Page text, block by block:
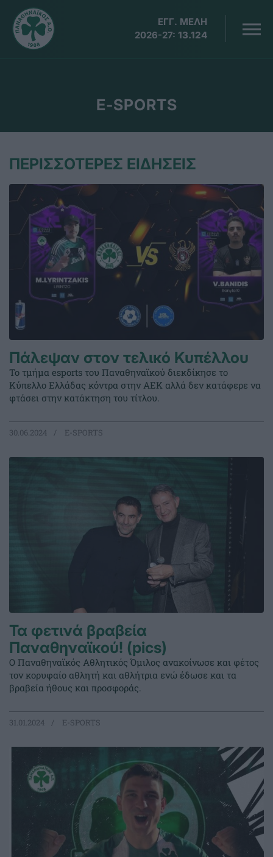
ΕΓΓ. ΜΕΛΗ
2026-27: 13.124
E-SPORTS
ΠΕΡΙΣΣΟΤΕΡΕΣ ΕΙΔΗΣΕΙΣ
Πάλεψαν στον τελικό Κυπέλλου
Το τμήμα esports του Παναθηναϊκού διεκδίκησε το
Κύπελλο Ελλάδας κόντρα στην ΑΕΚ αλλά δεν κατάφερε να
φτάσει στην κατάκτηση του τίτλου.
30.06.2024 E-SPORTS
Τα φετινά βραβεία
Παναθηναϊκού! (pics)
Ο Παναθηναϊκός Αθλητικός Όμιλος ανακοίνωσε και φέτος
τον κορυφαίο αθλητή και αθλήτρια ενώ έδωσε και τα
βραβεία ήθους και προσφοράς.
31.01.2024 E-SPORTS